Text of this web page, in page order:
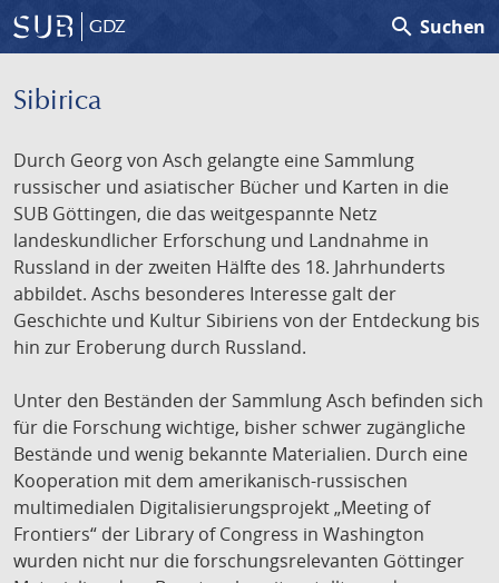
GDZ search Suchen
Sibirica
Durch Georg von Asch gelangte eine Sammlung
russischer und asiatischer Bücher und Karten in die
SUB Göttingen, die das weitgespannte Netz
landeskundlicher Erforschung und Landnahme in
Russland in der zweiten Hälfte des 18. Jahrhunderts
abbildet. Aschs besonderes Interesse galt der
Geschichte und Kultur Sibiriens von der Entdeckung bis
hin zur Eroberung durch Russland.
Unter den Beständen der Sammlung Asch befinden sich
für die Forschung wichtige, bisher schwer zugängliche
Bestände und wenig bekannte Materialien. Durch eine
Kooperation mit dem amerikanisch-russischen
multimedialen Digitalisierungsprojekt „Meeting of
Frontiers“ der Library of Congress in Washington
wurden nicht nur die forschungsrelevanten Göttinger